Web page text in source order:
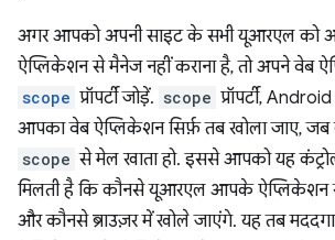
अगर आपको अपनी साइट के सभी यूआरएल को
ऐप्लिकेशन से मैनेज नहीं कराना है, तो अपने वेब
scope प्रॉपर्टी जोड़ें. scope प्रॉपर्टी,
आपका वेब ऐप्लिकेशन सिर्फ़ तब खोला जाए,
scope से मेल खाता हो. इससे आपको यह
मिलती है कि कौनसे यूआरएल आपके ऐप्लिकेशन
और कौनसे ब्राउज़र में खोले जाएंगे. यह तब